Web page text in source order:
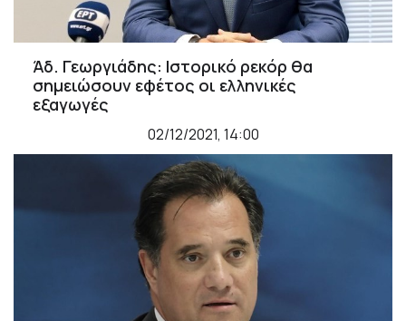
Άδ. Γεωργιάδης: Ιστορικό ρεκόρ θα
σημειώσουν εφέτος οι ελληνικές
εξαγωγές
02/12/2021, 14:00